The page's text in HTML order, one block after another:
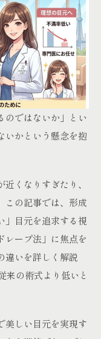
のではないか」とい
いかという懸念を抱
くなりすぎたり、
この記事では、形成
」目元を追求する視
レープ法」に焦点を
違いを詳しく解説
来の術式より低いと
美しい目元を実現す